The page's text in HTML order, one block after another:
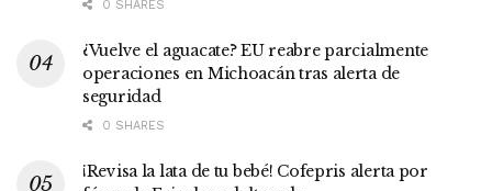
0 SHARES
¿Vuelve el aguacate? EU reabre parcialmente
operaciones en Michoacán tras alerta de
seguridad
0 SHARES
¡Revisa la lata de tu bebé! Cofepris alerta por